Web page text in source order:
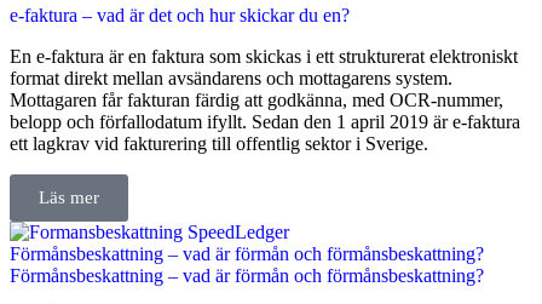
e-faktura – vad är det och hur skickar du en?
En e-faktura är en faktura som skickas i ett strukturerat elektroniskt
format direkt mellan avsändarens och mottagarens system.
Mottagaren får fakturan färdig att godkänna, med OCR-nummer,
belopp och förfallodatum ifyllt. Sedan den 1 april 2019 är e-faktura
ett lagkrav vid fakturering till offentlig sektor i Sverige.
Läs mer
Förmånsbeskattning – vad är förmån och förmånsbeskattning?
Förmånsbeskattning – vad är förmån och förmånsbeskattning?